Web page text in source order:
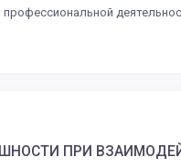
ПРИ